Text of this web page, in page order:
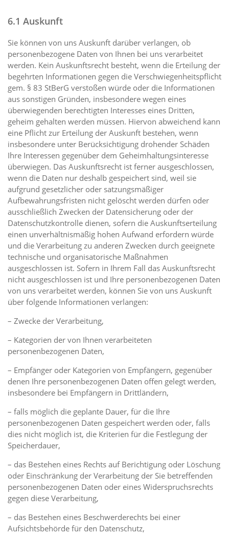
6.1 Auskunft
Sie können von uns Auskunft darüber verlangen, ob
personenbezogene Daten von Ihnen bei uns verarbeitet
werden. Kein Auskunftsrecht besteht, wenn die Erteilung der
begehrten Informationen gegen die Verschwiegenheitspflicht
gem. § 83 StBerG verstoßen würde oder die Informationen
aus sonstigen Gründen, insbesondere wegen eines
überwiegenden berechtigten Interesses eines Dritten,
geheim gehalten werden müssen. Hiervon abweichend kann
eine Pflicht zur Erteilung der Auskunft bestehen, wenn
insbesondere unter Berücksichtigung drohender Schäden
Ihre Interessen gegenüber dem Geheimhaltungsinteresse
überwiegen. Das Auskunftsrecht ist ferner ausgeschlossen,
wenn die Daten nur deshalb gespeichert sind, weil sie
aufgrund gesetzlicher oder satzungsmäßiger
Aufbewahrungsfristen nicht gelöscht werden dürfen oder
ausschließlich Zwecken der Datensicherung oder der
Datenschutzkontrolle dienen, sofern die Auskunftserteilung
einen unverhältnismäßig hohen Aufwand erfordern würde
und die Verarbeitung zu anderen Zwecken durch geeignete
technische und organisatorische Maßnahmen
ausgeschlossen ist. Sofern in Ihrem Fall das Auskunftsrecht
nicht ausgeschlossen ist und Ihre personenbezogenen Daten
von uns verarbeitet werden, können Sie von uns Auskunft
über folgende Informationen verlangen:
– Zwecke der Verarbeitung,
– Kategorien der von Ihnen verarbeiteten
personenbezogenen Daten,
– Empfänger oder Kategorien von Empfängern, gegenüber
denen Ihre personenbezogenen Daten offen gelegt werden,
insbesondere bei Empfängern in Drittländern,
– falls möglich die geplante Dauer, für die Ihre
personenbezogenen Daten gespeichert werden oder, falls
dies nicht möglich ist, die Kriterien für die Festlegung der
Speicherdauer,
– das Bestehen eines Rechts auf Berichtigung oder Löschung
oder Einschränkung der Verarbeitung der Sie betreffenden
personenbezogenen Daten oder eines Widerspruchsrechts
gegen diese Verarbeitung,
– das Bestehen eines Beschwerderechts bei einer
Aufsichtsbehörde für den Datenschutz,